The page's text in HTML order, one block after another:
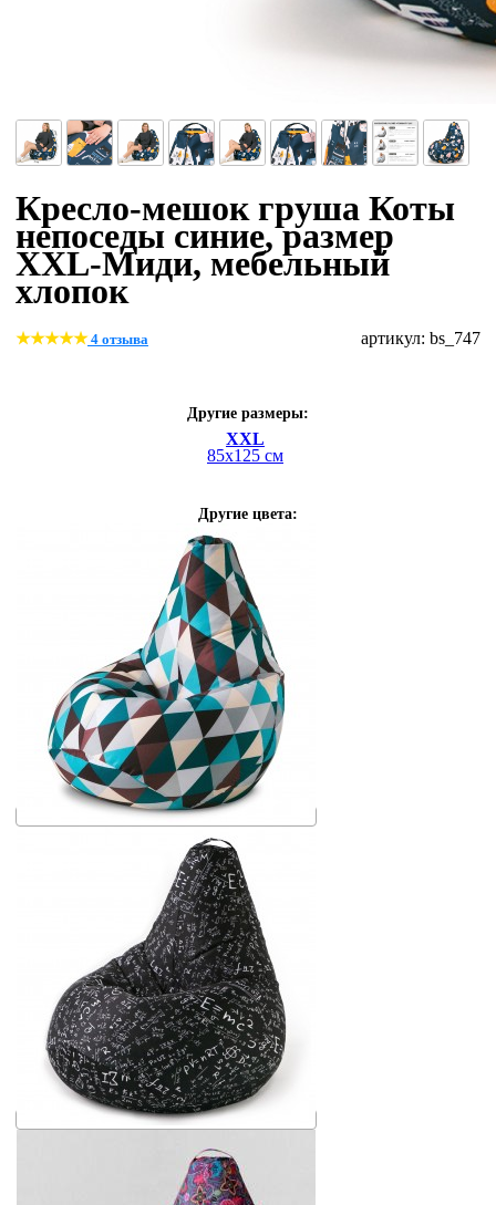
Кресло-мешок груша Коты
непоседы синие, размер
ХХL-Миди, мебельный
хлопок
4 отзыва артикул: bs_747
Другие размеры:
XXL
85х125 см
Другие цвета: